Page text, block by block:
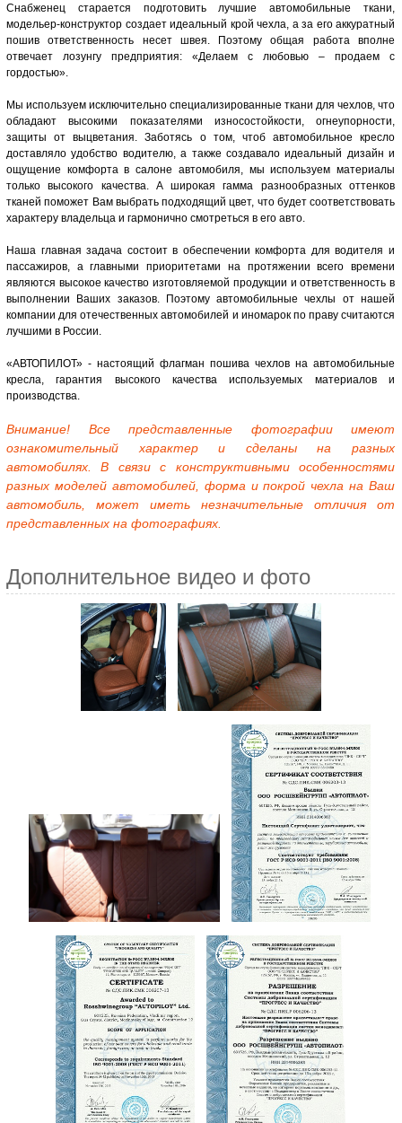
Снабженец старается подготовить лучшие автомобильные ткани,
модельер-конструктор создает идеальный крой чехла, а за его аккуратный
пошив ответственность несет швея. Поэтому общая работа вполне
отвечает лозунгу предприятия: «Делаем с любовью – продаем с
гордостью».
Мы используем исключительно специализированные ткани для чехлов, что
обладают высокими показателями износостойкости, огнеупорности,
защиты от выцветания. Заботясь о том, чтоб автомобильное кресло
доставляло удобство водителю, а также создавало идеальный дизайн и
ощущение комфорта в салоне автомобиля, мы используем материалы
только высокого качества. А широкая гамма разнообразных оттенков
тканей поможет Вам выбрать подходящий цвет, что будет соответствовать
характеру владельца и гармонично смотреться в его авто.
Наша главная задача состоит в обеспечении комфорта для водителя и
пассажиров, а главными приоритетами на протяжении всего времени
являются высокое качество изготовляемой продукции и ответственность в
выполнении Ваших заказов. Поэтому автомобильные чехлы от нашей
компании для отечественных автомобилей и иномарок по праву считаются
лучшими в России.
«АВТОПИЛОТ» - настоящий флагман пошива чехлов на автомобильные
кресла, гарантия высокого качества используемых материалов и
производства.
Внимание! Все представленные фотографии имеют
ознакомительный характер и сделаны на разных
автомобилях. В связи с конструктивными особенностями
разных моделей автомобилей, форма и покрой чехла на Ваш
автомобиль, может иметь незначительные отличия от
представленных на фотографиях.
Дополнительное видео и фото